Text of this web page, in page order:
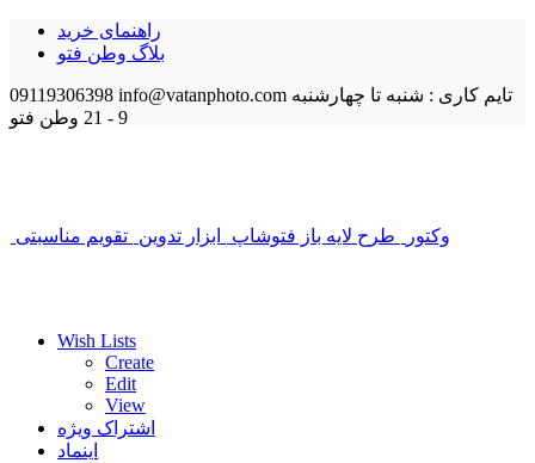
راهنمای خرید
بلاگ وطن فتو
09119306398 info@vatanphoto.com تایم کاری : شنبه تا چهارشنبه
9 - 21
وطن فتو
وکتور طرح لایه باز فتوشاپ ابزار تدوین تقویم مناسبتی
Wish Lists
Create
Edit
View
اشتراک ویژه
اینماد